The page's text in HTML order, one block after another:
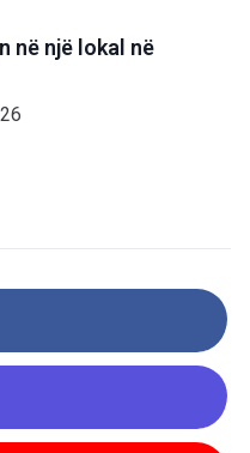
në një lokal në